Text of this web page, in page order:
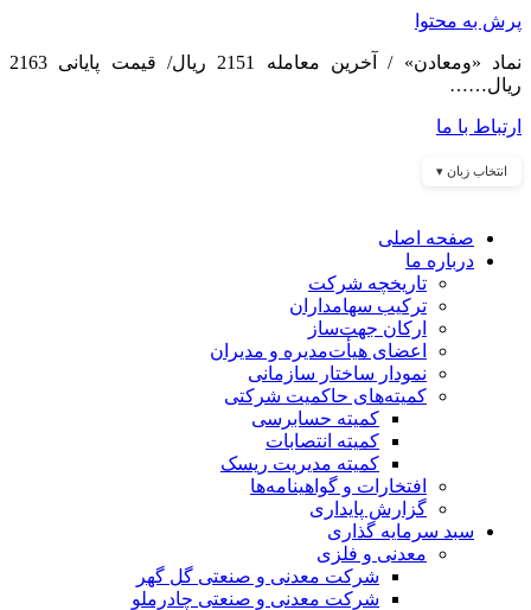
پرش به محتوا
نماد «ومعادن» / آخرین معامله 2151 ریال/ قیمت پایانی 2163
ریال……
ارتباط با ما
انتخاب زبان ▾
صفحه اصلی
درباره ما
تاریخچه شرکت
ترکیب سهامداران
ارکان جهت‌ساز
اعضای هیأت‌مدیره و مدیران
نمودار ساختار سازمانی
کمیته‌های حاکمیت شرکتی
کمیته حسابرسی
کمیته انتصابات
کمیته مدیریت ریسک
افتخارات و گواهینامه‌ها
گزارش پایداری
سبد سرمایه گذاری
معدنی و فلزی
شرکت معدنی و صنعتی گل گهر
شرکت معدنی و صنعتی چادرملو